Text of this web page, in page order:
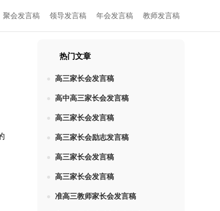
聚会发言稿 领导发言稿 年会发言稿 教师发言稿
热门文章
高三家长会发言稿
高中高三家长会发言稿
高三家长会发言稿
高三家长会励志发言稿
高三家长会发言稿
高三家长会发言稿
准高三教师家长会发言稿